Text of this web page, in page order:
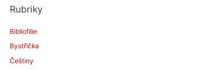
h
v
y
Rubriky
Bibliofilie
Bystřička
Češtiny